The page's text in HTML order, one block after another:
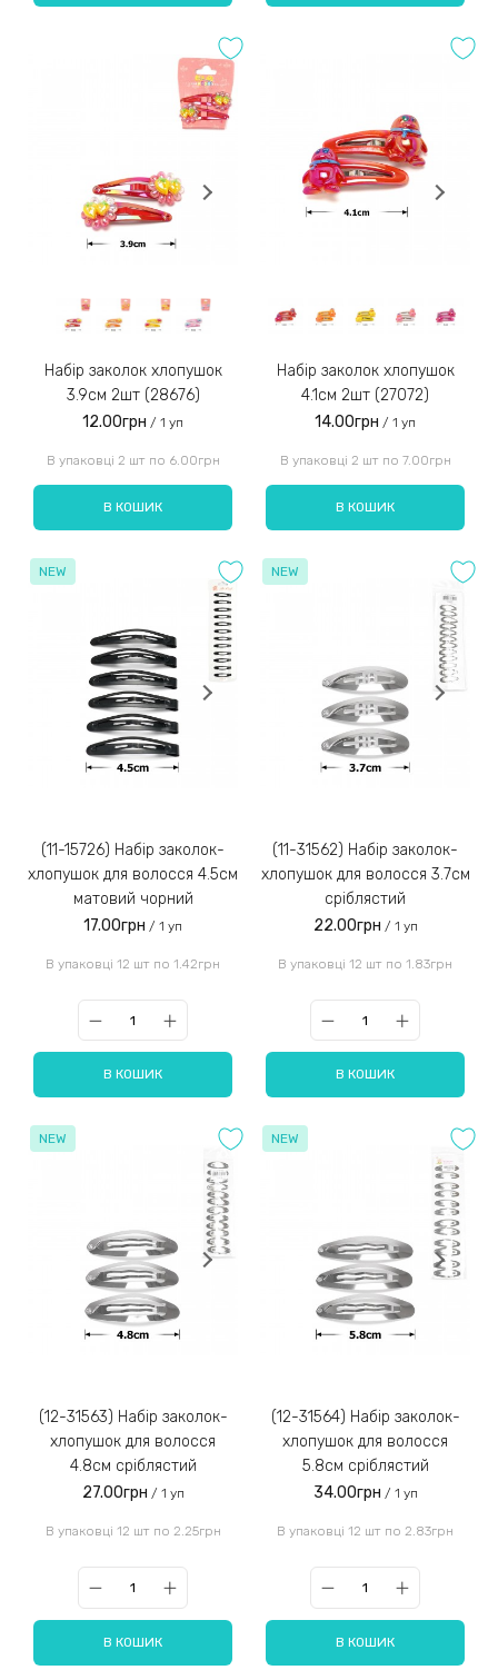
Набір заколок хлопушок
3.9см 2шт (28676)
12.00грн / 1 уп
В упаковці 2 шт по 6.00грн
В КОШИК
Набір заколок хлопушок
4.1см 2шт (27072)
14.00грн / 1 уп
В упаковці 2 шт по 7.00грн
В КОШИК
NEW
(11-15726) Набір заколок-
хлопушок для волосся 4.5см
матовий чорний
17.00грн / 1 уп
В упаковці 12 шт по 1.42грн
В КОШИК
NEW
(11-31562) Набір заколок-
хлопушок для волосся 3.7см
сріблястий
22.00грн / 1 уп
В упаковці 12 шт по 1.83грн
В КОШИК
NEW
(12-31563) Набір заколок-
хлопушок для волосся
4.8см сріблястий
27.00грн / 1 уп
В упаковці 12 шт по 2.25грн
В КОШИК
NEW
(12-31564) Набір заколок-
хлопушок для волосся
5.8см сріблястий
34.00грн / 1 уп
В упаковці 12 шт по 2.83грн
В КОШИК